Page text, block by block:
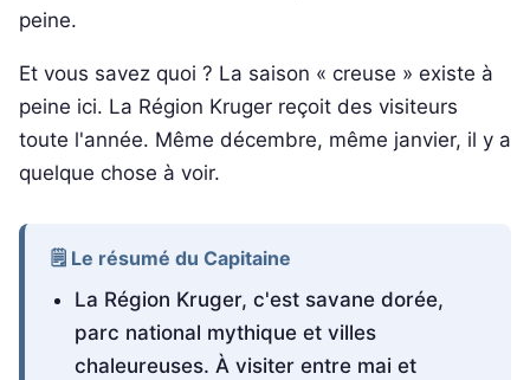
peine.
Et vous savez quoi ? La saison « creuse » existe à
peine ici. La Région Kruger reçoit des visiteurs
toute l'année. Même décembre, même janvier, il y a
quelque chose à voir.
🗒️ Le résumé du Capitaine
La Région Kruger, c'est savane dorée,
parc national mythique et villes
chaleureuses. À visiter entre mai et